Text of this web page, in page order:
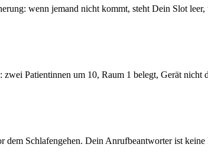
wenn jemand nicht kommt, steht Dein Slot
Patientinnen um 10, Raum 1 belegt, Gerät nicht
dem Schlafengehen. Dein Anrufbeantworter ist